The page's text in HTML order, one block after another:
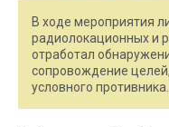
В ходе мероприятия
радиолокационных и
отработал
сопровождение
условного противника.